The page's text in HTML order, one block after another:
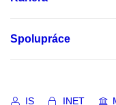
Spolupráce
IS INET